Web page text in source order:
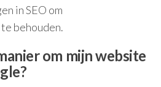
in SEO om
behouden.
om mijn website